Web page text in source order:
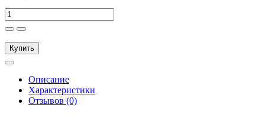
Купить
Описание
Характеристики
Отзывов (0)